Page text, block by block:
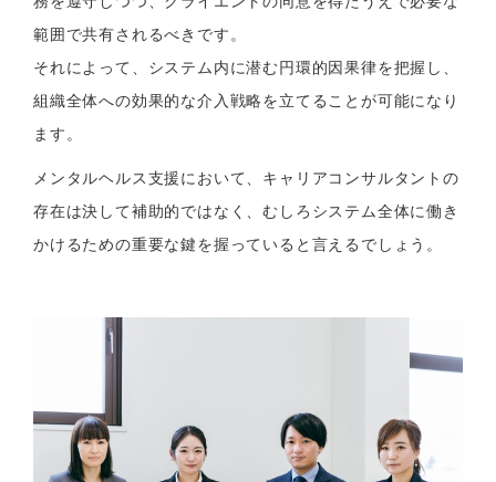
範囲で共有されるべきです。
それによって、システム内に潜む円環的因果律を把握し、
組織全体への効果的な介入戦略を立てることが可能になり
ます。
メンタルヘルス支援において、キャリアコンサルタントの
存在は決して補助的ではなく、むしろシステム全体に働き
かけるための重要な鍵を握っていると言えるでしょう。